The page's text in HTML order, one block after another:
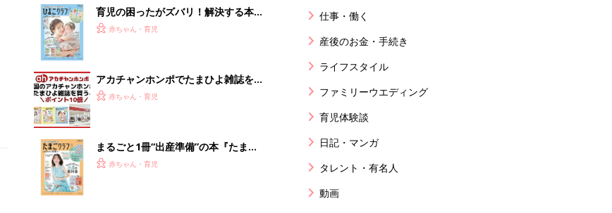
育児の困ったがズバリ！解決する本
『ひよこクラブ 夏号』 4カ月～2才
赤ちゃん・育児
アカチャンホンポでたまひよ雑誌を買
うとポイント10倍【期間限定】
赤ちゃん・育児
まるごと1冊“出産準備”の本『たまご
クラブ 夏号』〈スペシャル大特集〉
赤ちゃん・育児
仕事・働く
産後のお金・手続き
ライフスタイル
ファミリーウエディング
育児体験談
日記・マンガ
タレント・有名人
動画